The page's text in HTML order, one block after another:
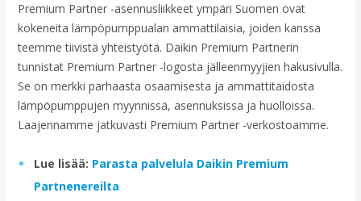
Premium Partner -asennusliikkeet ympäri Suomen ovat
kokeneita lämpöpumppualan ammattilaisia, joiden kanssa
teemme tiivistä yhteistyötä. Daikin Premium Partnerin
tunnistat Premium Partner -logosta jälleenmyyjien hakusivulla.
Se on merkki parhaasta osaamisesta ja ammattitaidosta
lämpöpumppujen myynnissä, asennuksissa ja huolloissa.
Laajennamme jatkuvasti Premium Partner -verkostoamme.
Lue lisää: Parasta palvelula Daikin Premium
Partnenereilta